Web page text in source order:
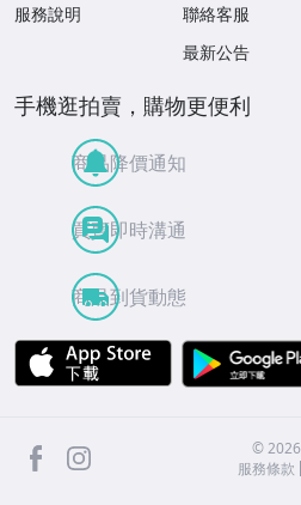
服務說明
聯絡客服
最新公告
手機逛拍賣，購物更便利
商品降價通知
買賣即時溝通
商品到貨動態
APP Store
facebook ©2026
服務條款